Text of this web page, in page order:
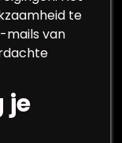
te
mails van
je